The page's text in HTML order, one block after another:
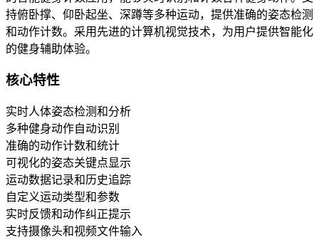
持俯卧撑、仰卧起坐、深蹲等多种运动，提供准确的姿态检测
和动作计数。采用先进的计算机视觉技术，为用户提供智能化
的健身辅助体验。
核心特性
实时人体姿态检测和分析
多种健身动作自动识别
准确的动作计数和统计
可视化的姿态关键点显示
运动数据记录和历史追踪
自定义运动类型和参数
实时反馈和动作纠正提示
支持摄像头和视频文件输入